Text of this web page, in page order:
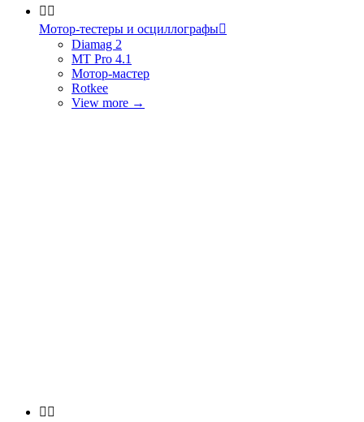
 
Мотор-тестеры и осциллографы
Diamag 2
MT Pro 4.1
Мотор-мастер
Rotkee
View more →
 